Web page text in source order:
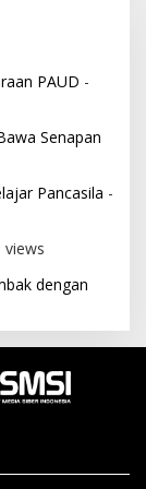
PAUD -
Senapan
Pancasila -
dengan